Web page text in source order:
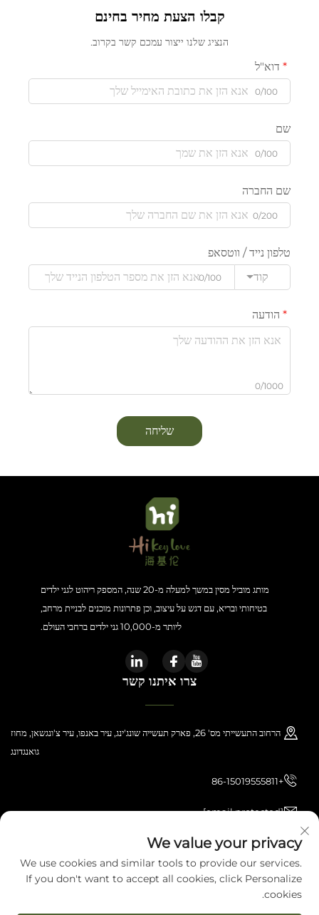
קבלו הצעת מחיר בחינם
הנציג שלנו ייצור עמכם קשר בקרוב.
דוא"ל
0/100
שם
0/100
שם החברה
0/200
טלפון נייד / ווטסאפ
קוד
0/100
הודעה
0/1000
שליחה
מותג מוביל מסין במשך למעלה מ-20 שנה, המספק ריהוט לגני ילדים
בטיחותי ובריא, עם דגש על עיצוב, וכן פתרונות מוכנים לבניית מרחב,
ליותר מ-10,000 גני ילדים ברחבי העולם.
צרו איתנו קשר
הרחוב התעשייתי מס' 26, פארק תעשייה שונג'ינג, עיר באנפו, עיר צ'ונגשאן, מחוז
גואנגדונג
+86-15019555811
[email protected]
כל הזכויות שמורות © 2026 Zhongshan Haijilun Cultural And Educational
Product Co., Ltd.. כל הזכויות שמורות.
מדיניות הפרטיות
We value your privacy
We use cookies and similar tools to provide our services.
If you don't want to accept all cookies, click Personalize
cookies.